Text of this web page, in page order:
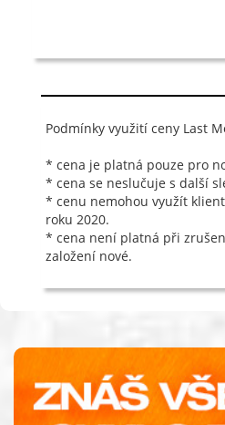
Podmínky využití ceny Last
* cena je platná pouze pro
* cena se neslučuje s další
* cenu nemohou využít
roku 2020.
* cena není platná při
založení nové.